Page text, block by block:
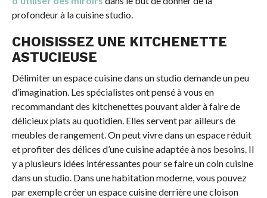
profondeur à la cuisine studio.
CHOISISSEZ UNE KITCHENETTE
ASTUCIEUSE
Délimiter un espace cuisine dans un studio demande un peu
d’imagination. Les spécialistes ont pensé à vous en
recommandant des kitchenettes pouvant aider à faire de
délicieux plats au quotidien. Elles servent par ailleurs de
meubles de rangement. On peut vivre dans un espace réduit
et profiter des délices d’une cuisine adaptée à nos besoins. Il
y a plusieurs idées intéressantes pour se faire un coin cuisine
dans un studio. Dans une habitation moderne, vous pouvez
par exemple créer un espace cuisine derrière une cloison